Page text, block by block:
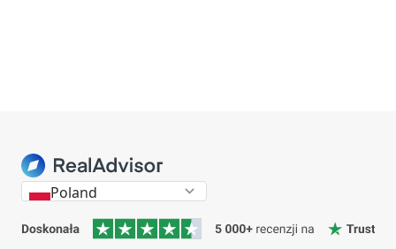
Poland